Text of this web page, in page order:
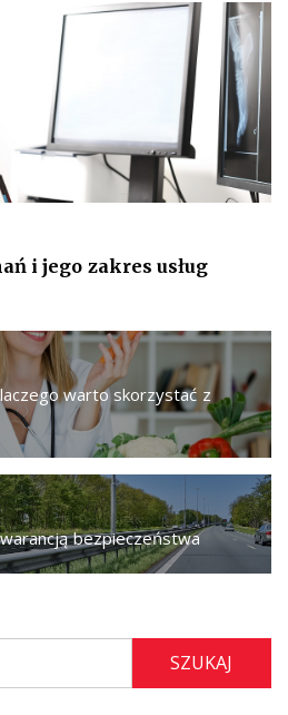
i jego zakres usług
warto skorzystać z
bezpieczeństwa